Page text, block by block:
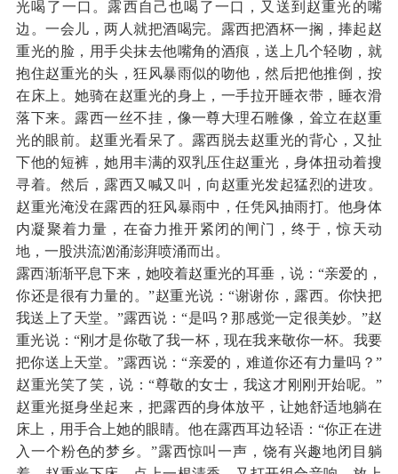
光喝了一口。露西自己也喝了一口，又送到赵重光的嘴
边。一会儿，两人就把酒喝完。露西把酒杯一搁，捧起赵
重光的脸，用手尖抹去他嘴角的酒痕，送上几个轻吻，就
抱住赵重光的头，狂风暴雨似的吻他，然后把他推倒，按
在床上。她骑在赵重光的身上，一手拉开睡衣带，睡衣滑
落下来。露西一丝不挂，像一尊大理石雕像，耸立在赵重
光的眼前。赵重光看呆了。露西脱去赵重光的背心，又扯
下他的短裤，她用丰满的双乳压住赵重光，身体扭动着搜
寻着。然后，露西又喊又叫，向赵重光发起猛烈的进攻。
赵重光淹没在露西的狂风暴雨中，任凭风抽雨打。他身体
内凝聚着力量，在奋力推开紧闭的闸门，终于，惊天动
地，一股洪流汹涌澎湃喷涌而出。
露西渐渐平息下来，她咬着赵重光的耳垂，说：“亲爱的，
你还是很有力量的。”赵重光说：“谢谢你，露西。你快把
我送上了天堂。”露西说：“是吗？那感觉一定很美妙。”赵
重光说：“刚才是你敬了我一杯，现在我来敬你一杯。我要
把你送上天堂。”露西说：“亲爱的，难道你还有力量吗？”
赵重光笑了笑，说：“尊敬的女士，我这才刚刚开始呢。”
赵重光挺身坐起来，把露西的身体放平，让她舒适地躺在
床上，用手合上她的眼睛。他在露西耳边轻语：“你正在进
入一个粉色的梦乡。”露西惊叫一声，饶有兴趣地闭目躺